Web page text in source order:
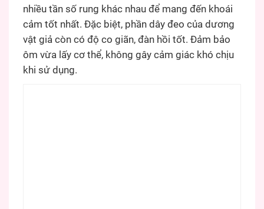
nhiều tần số rung khác nhau để mang đến khoái
cảm tốt nhất. Đặc biệt, phần dây đeo của dương
vật giả còn có độ co giãn, đàn hồi tốt. Đảm bảo
ôm vừa lấy cơ thể, không gây cảm giác khó chịu
khi sử dụng.